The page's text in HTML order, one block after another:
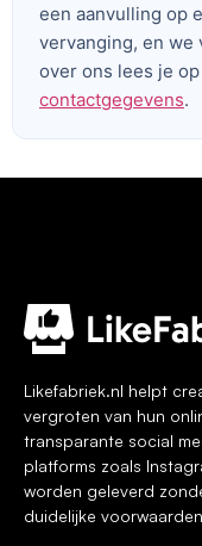
een aanvulling op
vervanging, en we
over ons lees je
contactgegevens.
Likefabriek.nl helpt
vergroten van hun
transparante social
platforms zoals
worden geleverd
duidelijke